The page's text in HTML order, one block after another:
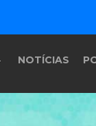
NOTÍCIAS